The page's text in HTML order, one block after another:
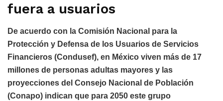
fuera a usuarios
De acuerdo con la Comisión Nacional para la
Protección y Defensa de los Usuarios de Servicios
Financieros (Condusef), en México viven más de 17
millones de personas adultas mayores y las
proyecciones del Consejo Nacional de Población
(Conapo) indican que para 2050 este grupo